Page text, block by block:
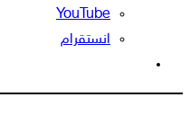
‫YouTube
انستقرام
المظلم